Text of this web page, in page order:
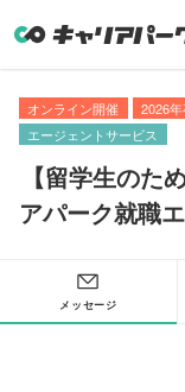
オンライン開催 2026
エージェントサービス
【留学生のた
アパーク就職
メッセージ